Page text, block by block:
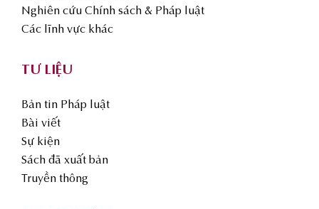
Nghiên cứu Chính sách & Pháp luật
Các lĩnh vực khác
TƯ LIỆU
Bản tin Pháp luật
Bài viết
Sự kiện
Sách đã xuất bản
Truyền thông